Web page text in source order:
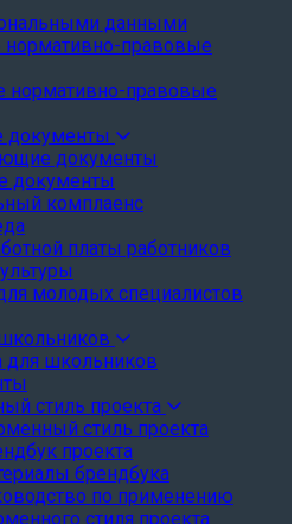
данными
правовые
нормативно-правовые
документы
документы
комплаенс
платы работников
молодых специалистов
для школьников
стиль проекта
стиль проекта
проекта
брендбука
по применению
стиля проекта